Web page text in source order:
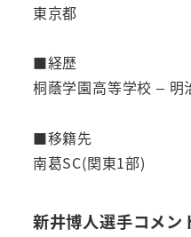
東京都
■経歴
桐蔭学園高等学校 – 明
■移籍先
南葛SC(関東1部)
新井博人選手コメン